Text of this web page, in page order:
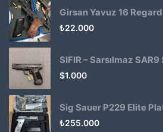
Girsan Yavuz 16
₺22.000
SIFIR – Sarsılmaz
$1.000
Sig Sauer P229 Elite
₺255.000